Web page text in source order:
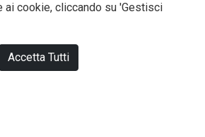
ai cookie, cliccando su 'Gestisci
Accetta Tutti
- Fax. +39 080 3027028
- Capitale Sociale: € 52.000,00 Interamente